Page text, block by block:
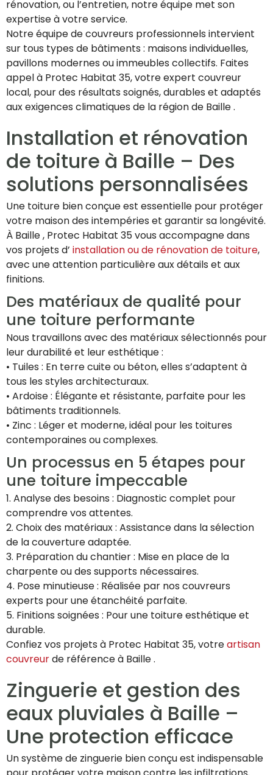
rénovation, ou l’entretien, notre équipe met son
expertise à votre service.
Notre équipe de couvreurs professionnels intervient
sur tous types de bâtiments : maisons individuelles,
pavillons modernes ou immeubles collectifs. Faites
appel à Protec Habitat 35, votre expert couvreur
local, pour des résultats soignés, durables et adaptés
aux exigences climatiques de la région de Baille .
Installation et rénovation
de toiture à Baille – Des
solutions personnalisées
Une toiture bien conçue est essentielle pour protéger
votre maison des intempéries et garantir sa longévité.
À Baille , Protec Habitat 35 vous accompagne dans
vos projets d’ installation ou de rénovation de toiture,
avec une attention particulière aux détails et aux
finitions.
Des matériaux de qualité pour
une toiture performante
Nous travaillons avec des matériaux sélectionnés pour
leur durabilité et leur esthétique :
• Tuiles : En terre cuite ou béton, elles s’adaptent à
tous les styles architecturaux.
• Ardoise : Élégante et résistante, parfaite pour les
bâtiments traditionnels.
• Zinc : Léger et moderne, idéal pour les toitures
contemporaines ou complexes.
Un processus en 5 étapes pour
une toiture impeccable
1. Analyse des besoins : Diagnostic complet pour
comprendre vos attentes.
2. Choix des matériaux : Assistance dans la sélection
de la couverture adaptée.
3. Préparation du chantier : Mise en place de la
charpente ou des supports nécessaires.
4. Pose minutieuse : Réalisée par nos couvreurs
experts pour une étanchéité parfaite.
5. Finitions soignées : Pour une toiture esthétique et
durable.
Confiez vos projets à Protec Habitat 35, votreartisan
couvreurde référence à Baille .
Zinguerie et gestion des
eaux pluviales à Baille –
Une protection efficace
Un système de zinguerie bien conçu est indispensable